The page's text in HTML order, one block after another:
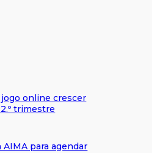
online crescer
trimestre
para agendar